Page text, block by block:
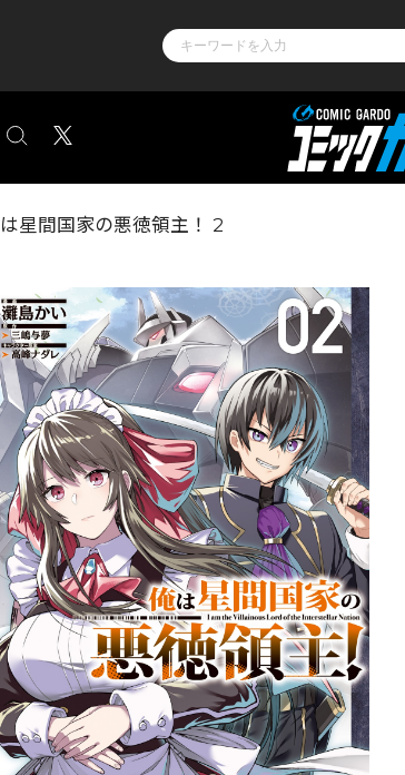
ライトノベル
ージュノベルス
ゲーム
オーバーラップノベルス オーバーラッ
コミッククリエ リキューレ
閉じ
星間国家の悪徳領主！ 2